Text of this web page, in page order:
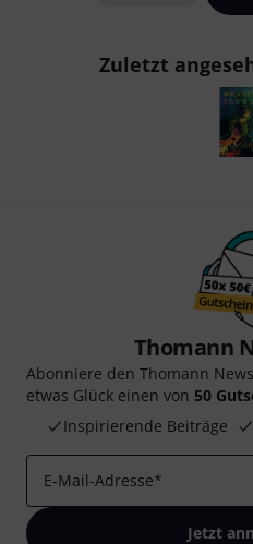
Zuletzt
Thomann
Abonniere den Thomann
etwas Glück einen von 50
Inspirierende Beiträge
E-Mail-Adresse*
Jetzt